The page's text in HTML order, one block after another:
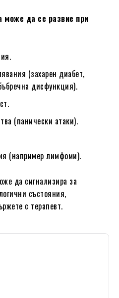
може да се развие при
(захарен диабет,
дисфункция).
(панически атаки).
(например лимфоми).
да сигнализира за
състояния,
с терапевт.